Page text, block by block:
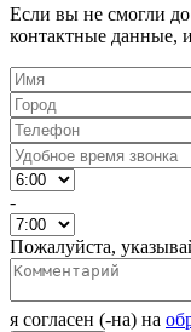
Если вы не смогли до
контактные данные,
-
Пожалуйста,
я согласен (-на) на